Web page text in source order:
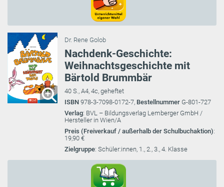
Dr. Rene Golob
Nachdenk-Geschichte:
Weihnachtsgeschichte mit
Bärtold Brummbär
40 S., A4, 4c, geheftet
ISBN 978-3-7098-0172-7, Bestellnummer G-801-727
Verlag: BVL – Bildungsverlag Lemberger GmbH /
Hersteller in Wien/A
Preis (Freiverkauf / außerhalb der Schulbuchaktion):
19,90 €
Zielgruppe: Schüler:innen, 1., 2., 3., 4. Klasse